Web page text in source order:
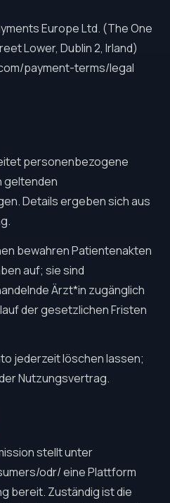
Europe Ltd. (The One
Lower, Dublin 2, Irland)
payment-terms/legal
personenbezogene
geltenden
Details ergeben sich aus
bewahren Patientenakten
auf; sie sind
Ärzt*in zugänglich
der gesetzlichen Fristen
jederzeit löschen lassen;
Nutzungsvertrag.
stellt unter
odr/ eine Plattform
bereit. Zuständig ist die